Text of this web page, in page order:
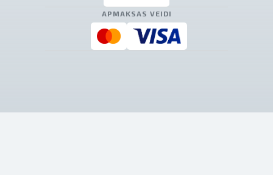
APMAKSAS VEIDI